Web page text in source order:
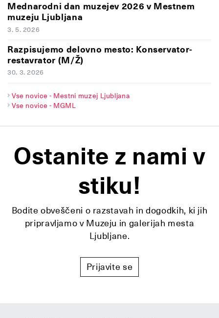
Mednarodni dan muzejev 2026 v Mestnem
muzeju Ljubljana
3. 5. 2026
Razpisujemo delovno mesto: Konservator-
restavrator (M/Ž)
30. 3. 2026
Vse novice - Mestni muzej Ljubljana
Vse novice - MGML
Ostanite z nami v
stiku!
Bodite obveščeni o razstavah in dogodkih, ki jih
pripravljamo v Muzeju in galerijah mesta
Ljubljane.
Prijavite se